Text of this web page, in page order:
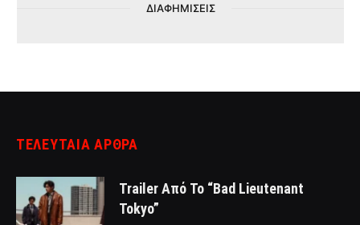
ΔΙΑΦΗΜΙΣΕΙΣ
ΤΕΛΕΥΤΑΙΑ ΑΡΘΡΑ
Trailer Από Το “Bad Lieutenant
Tokyo”